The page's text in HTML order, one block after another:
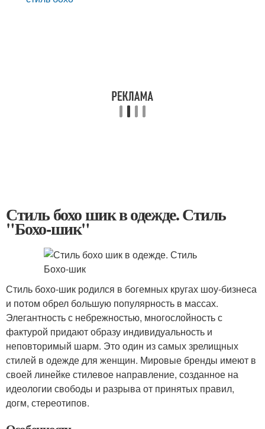
Стиль бохо шик в одежде. Стиль
"Бохо-шик"
Стиль бохо-шик родился в богемных кругах шоу-бизнеса
и потом обрел большую популярность в массах.
Элегантность с небрежностью, многослойность с
фактурой придают образу индивидуальность и
неповторимый шарм. Это один из самых зрелищных
стилей в одежде для женщин. Мировые бренды имеют в
своей линейке стилевое направление, созданное на
идеологии свободы и разрыва от принятых правил,
догм, стереотипов.